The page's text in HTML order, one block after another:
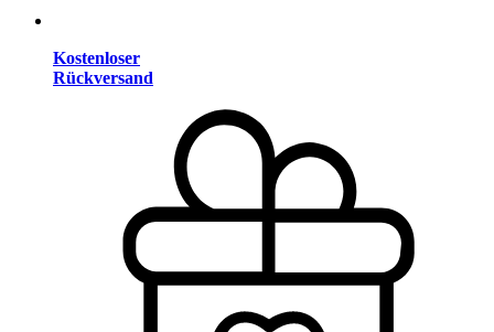
Kostenloser
Rückversand